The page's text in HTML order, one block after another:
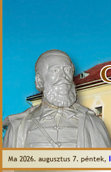
Ma 2026. augusztus 7. péntek,